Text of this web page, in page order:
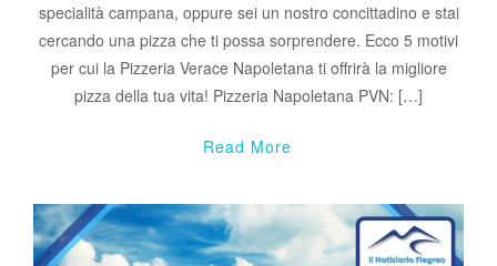
specialità campana, oppure sei un nostro concittadino e stai
cercando una pizza che ti possa sorprendere. Ecco 5 motivi
per cui la Pizzeria Verace Napoletana ti offrirà la migliore
pizza della tua vita! Pizzeria Napoletana PVN: […]
Read More